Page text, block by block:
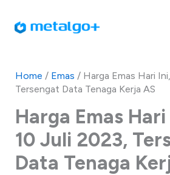
Home / Emas / Harga Emas Hari
Tersengat Data Tenaga Kerja AS
Harga Emas
10 Juli 2023,
Data Tenaga